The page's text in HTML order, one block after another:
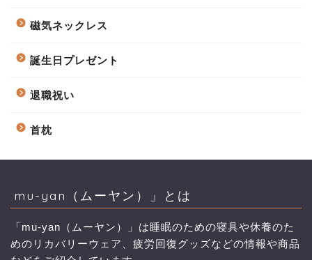
磁気ネックレス
誕生日プレゼント
退職祝い
首枕
mu-yan（ムーヤン）」とは
「mu-yan（ムーヤン）」は睡眠のための寝具や休養のた
めのリカバリーウェア、疲労回復グッズなどの情報や商品